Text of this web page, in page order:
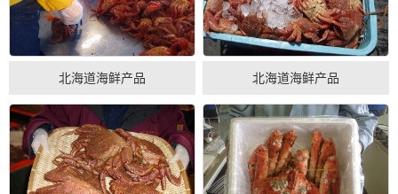
北海道海鲜产品 北海道海鲜产品